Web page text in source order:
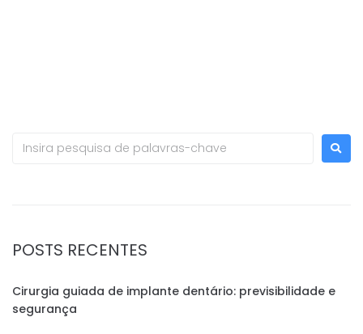
POSTS RECENTES
Cirurgia guiada de implante dentário: previsibilidade e
segurança